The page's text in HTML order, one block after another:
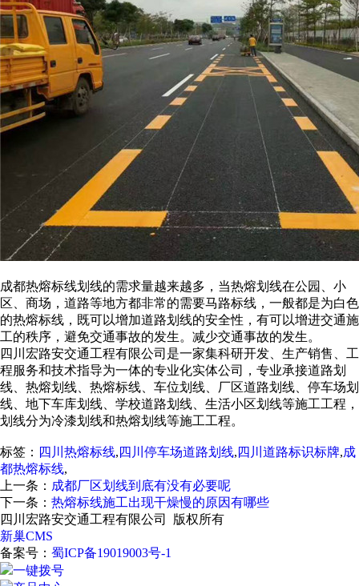
成都热熔标线划线的需求量越来越多，当热熔划线在公园、小
区、商场，道路等地方都非常的需要马路标线，一般都是为白色
的热熔标线，既可以增加道路划线的安全性，有可以增进交通施
工的秩序，避免交通事故的发生。减少交通事故的发生。
四川宏路安交通工程有限公司是一家集科研开发、生产销售、工
程服务和技术指导为一体的专业化实体公司，专业承接道路划
线、热熔划线、热熔标线、车位划线、厂区道路划线、停车场划
线、地下车库划线、学校道路划线、生活小区划线等施工工程，
划线分为冷漆划线和热熔划线等施工工程。
标签： 四川热熔标线, 四川停车场道路划线, 四川道路标识标牌,成
都热熔标线,
上一条： 成都厂区划线到底有没有必要呢
下一条： 热熔标线施工出现干燥慢的原因有哪些
四川宏路安交通工程有限公司 版权所有
新巢CMS
备案号： 蜀ICP备19019003号-1
一键拨号